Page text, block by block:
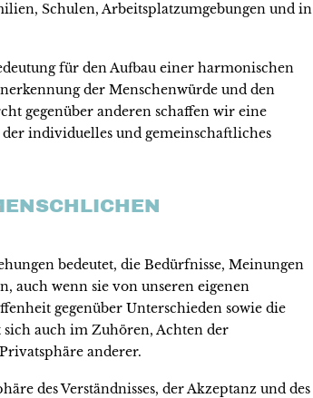
Schulen, Arbeitsplatzumgebungen und in
für den Aufbau einer harmonischen
der Menschenwürde und den
gegenüber anderen schaffen wir eine
individuelles und gemeinschaftliches
bedeutet, die Bedürfnisse, Meinungen
auch wenn sie von unseren eigenen
gegenüber Unterschieden sowie die
auch im Zuhören, Achten der
anderer.
des Verständnisses, der Akzeptanz und des